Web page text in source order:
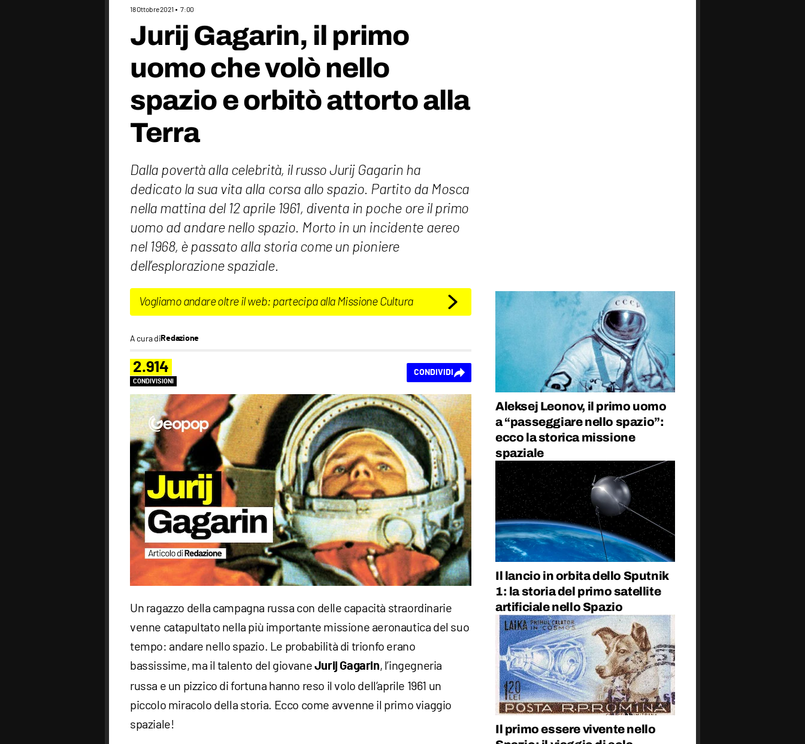
18 Ottobre 2021 7:00
Jurij Gagarin, il primo
uomo che volò nello
spazio e orbitò attorto alla
Terra
Dalla povertà alla celebrità, il russo Jurij Gagarin ha
dedicato la sua vita alla corsa allo spazio. Partito da Mosca
nella mattina del 12 aprile 1961, diventa in poche ore il primo
uomo ad andare nello spazio. Morto in un incidente aereo
nel 1968, è passato alla storia come un pioniere
dell’esplorazione spaziale.
Vogliamo andare oltre il web: partecipa alla Missione Cultura
A cura diRedazione
2.914
CONDIVISIONI
CONDIVIDI
Un ragazzo della campagna russa con delle capacità straordinarie
venne catapultato nella più importante missione aeronautica del suo
tempo: andare nello spazio. Le probabilità di trionfo erano
bassissime, ma il talento del giovane Jurij Gagarin, l’ingegneria
russa e un pizzico di fortuna hanno reso il volo dell’aprile 1961 un
piccolo miracolo della storia. Ecco come avvenne il primo viaggio
spaziale!
Aleksej Leonov, il primo uomo
a “passeggiare nello spazio”:
ecco la storica missione
spaziale
Il lancio in orbita dello Sputnik
1: la storia del primo satellite
artificiale nello Spazio
Il primo essere vivente nello